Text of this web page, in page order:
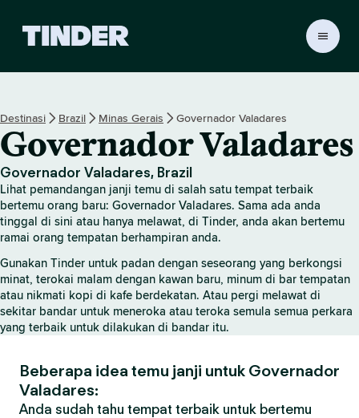
a
U
t
a
m
a
T
n
d
e
r
Destinasi Brazil Minas Gerais Governador Valadares
Governador Valadares
Governador Valadares, Brazil
Lihat pemandangan janji temu di salah satu tempat terbaik
bertemu orang baru: Governador Valadares. Sama ada anda
tinggal di sini atau hanya melawat, di Tinder, anda akan bertemu
ramai orang tempatan berhampiran anda.
Gunakan Tinder untuk padan dengan seseorang yang berkongsi
minat, terokai malam dengan kawan baru, minum di bar tempatan
atau nikmati kopi di kafe berdekatan. Atau pergi melawat di
sekitar bandar untuk meneroka atau teroka semula semua perkara
yang terbaik untuk dilakukan di bandar itu.
Beberapa idea temu janji untuk Governador
Valadares:
Anda sudah tahu tempat terbaik untuk bertemu